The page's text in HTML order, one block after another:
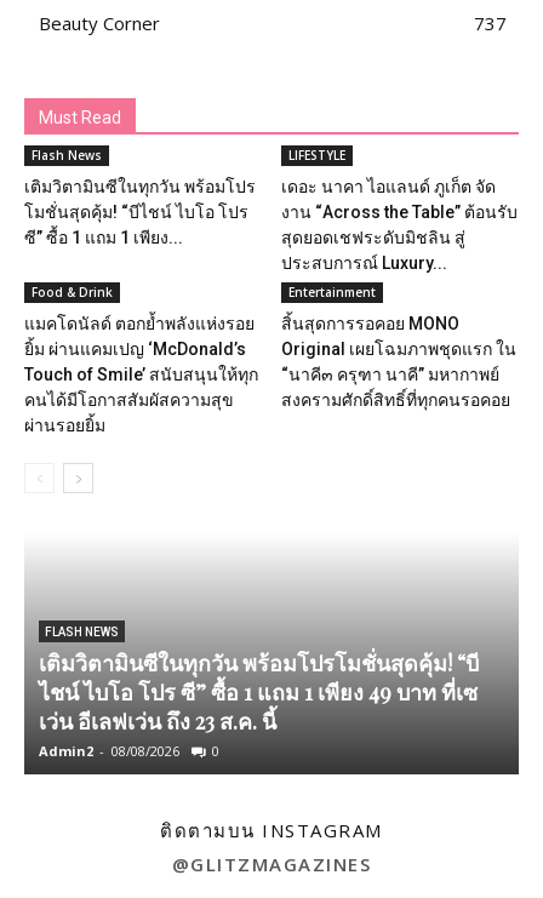
Beauty Corner
737
Must Read
Flash News
เติมวิตามินซีในทุกวัน พร้อมโปร
โมชั่นสุดคุ้ม! “บีไชน์ ไบโอ โปร
ซี” ซื้อ 1 แถม 1 เพียง...
LIFESTYLE
เดอะ นาคา ไอแลนด์ ภูเก็ต จัด
งาน “Across the Table” ต้อนรับ
สุดยอดเชฟระดับมิชลิน สู่
ประสบการณ์ Luxury...
Food & Drink
แมคโดนัลด์ ตอกย้ำพลังแห่งรอย
ยิ้ม ผ่านแคมเปญ ‘McDonald’s
Touch of Smile’ สนับสนุนให้ทุก
คนได้มีโอกาสสัมผัสความสุข
ผ่านรอยยิ้ม
Entertainment
สิ้นสุดการรอคอย MONO
Original เผยโฉมภาพชุดแรก ใน
“นาคี๓ ครุฑา นาคี” มหากาพย์
สงครามศักดิ์สิทธิ์ที่ทุกคนรอคอย
FLASH NEWS
เติมวิตามินซีในทุกวัน พร้อมโปรโมชั่นสุดคุ้ม! “บี
ไชน์ ไบโอ โปร ซี” ซื้อ 1 แถม 1 เพียง 49 บาท ที่เซ
เว่น อีเลฟเว่น ถึง 23 ส.ค. นี้
Admin2 - 08/08/2026 0
ติดตามบน INSTAGRAM
@GLITZMAGAZINES